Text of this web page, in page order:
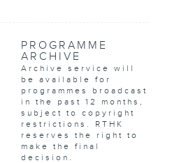
PROGRAMME
ARCHIVE
Archive service will
be available for
programmes broadcast
in the past 12 months,
subject to copyright
restrictions. RTHK
reserves the right to
make the final
decision.